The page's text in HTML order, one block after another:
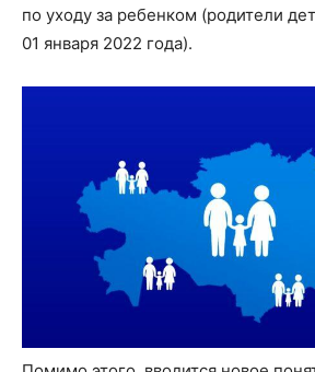
по уходу за ребенком (родители
01 января 2022 года).